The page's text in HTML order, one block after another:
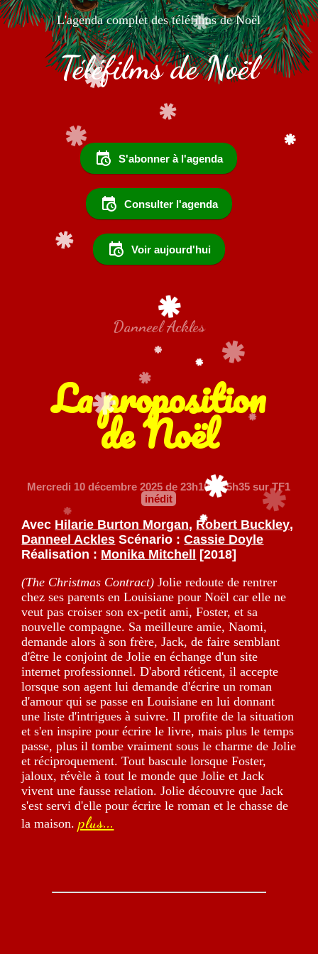
L'agenda complet des téléfilms de Noël
Téléfilms de Noël
S'abonner à l'agenda
Consulter l'agenda
Voir aujourd'hui
Danneel Ackles
La proposition
de Noël
Mercredi 10 décembre 2025 de 23h10 à 15h35 sur TF1
inédit
Avec Hilarie Burton Morgan, Robert Buckley,
Danneel Ackles Scénario :Cassie Doyle
Réalisation : Monika Mitchell
[2018]
(The Christmas Contract) Jolie redoute de rentrer
chez ses parents en Louisiane pour Noël car elle ne
veut pas croiser son ex-petit ami, Foster, et sa
nouvelle compagne. Sa meilleure amie, Naomi,
demande alors à son frère, Jack, de faire semblant
d'être le conjoint de Jolie en échange d'un site
internet professionnel. D'abord réticent, il accepte
lorsque son agent lui demande d'écrire un roman
d'amour qui se passe en Louisiane en lui donnant
une liste d'intrigues à suivre. Il profite de la situation
et s'en inspire pour écrire le livre, mais plus le temps
passe, plus il tombe vraiment sous le charme de Jolie
et réciproquement. Tout bascule lorsque Foster,
jaloux, révèle à tout le monde que Jolie et Jack
vivent une fausse relation. Jolie découvre que Jack
s'est servi d'elle pour écrire le roman et le chasse de
la maison.plus...